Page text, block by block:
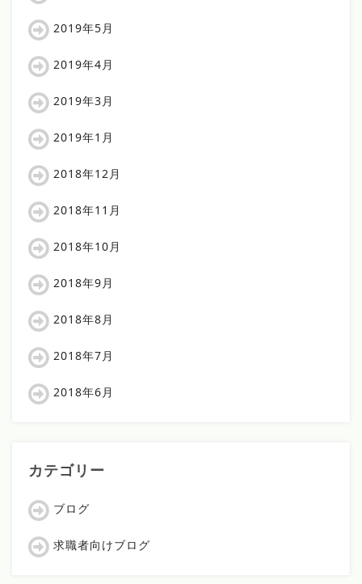
2019年5月
2019年4月
2019年3月
2019年1月
2018年12月
2018年11月
2018年10月
2018年9月
2018年8月
2018年7月
2018年6月
カテゴリー
ブログ
求職者向けブログ